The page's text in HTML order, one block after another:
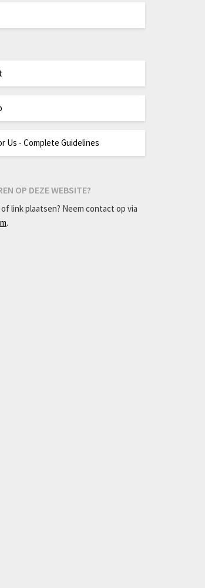
Us - Complete Guidelines
OP DEZE WEBSITE?
link plaatsen? Neem contact op via
.